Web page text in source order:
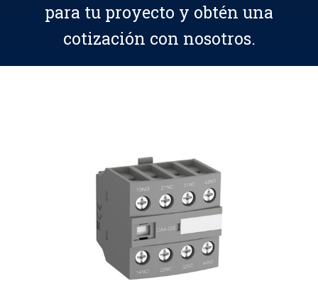
para tu proyecto y obtén una
cotización con nosotros.